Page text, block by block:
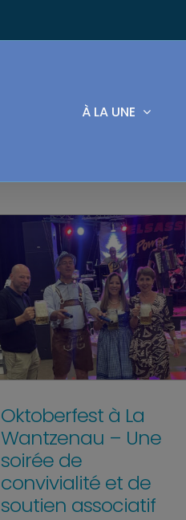
À LA UNE
Oktoberfest à La
Wantzenau – Une
soirée de
convivialité et de
soutien associatif